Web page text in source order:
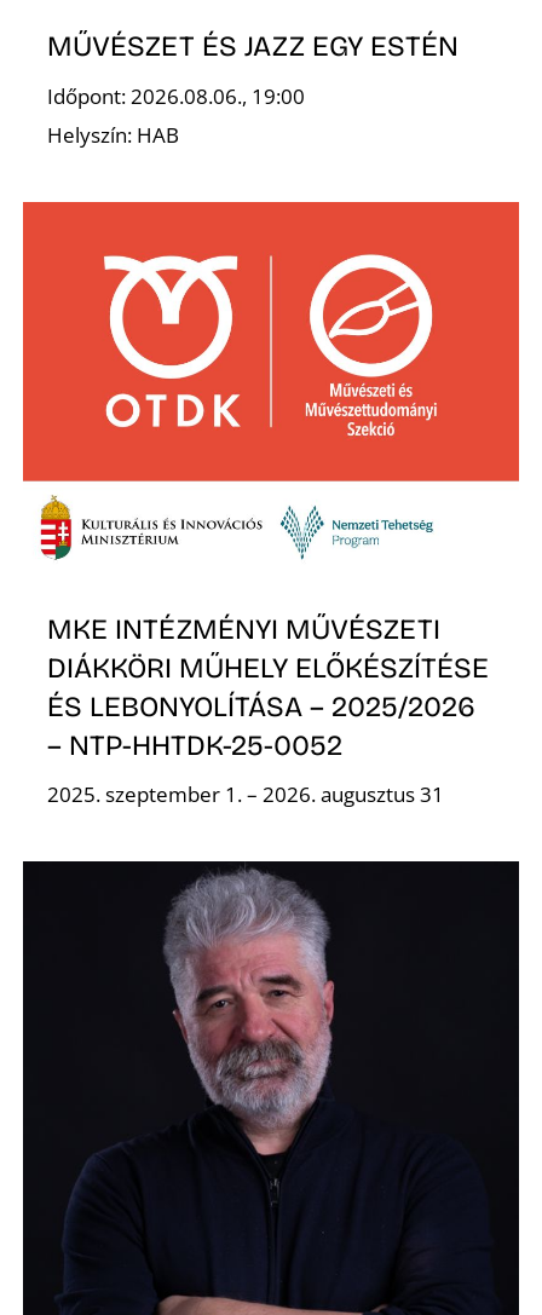
MŰVÉSZET ÉS JAZZ EGY ESTÉN
Időpont: 2026.08.06., 19:00
Helyszín: HAB
MKE INTÉZMÉNYI MŰVÉSZETI
DIÁKKÖRI MŰHELY ELŐKÉSZÍTÉSE
ÉS LEBONYOLÍTÁSA – 2025/2026
– NTP-HHTDK-25-0052
2025. szeptember 1. – 2026. augusztus 31